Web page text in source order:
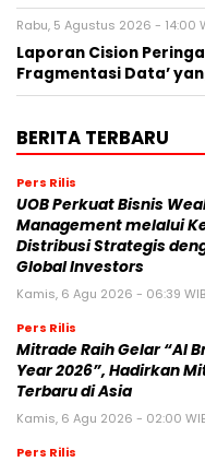
Rabu, 5 Agustus 2026 - 14:00
Laporan Cision
Fragmentasi Data’
BERITA TERBARU
Pers Rilis
UOB Perkuat Bisnis
Management melalui
Distribusi Strategis
Global Investors
Kamis, 6 Agu 2026 - 06:39 WIB
Pers Rilis
Mitrade Raih Gelar “AI
Year 2026”, Hadirkan
Terbaru di Asia
Kamis, 6 Agu 2026 - 02:00
Pers Rilis